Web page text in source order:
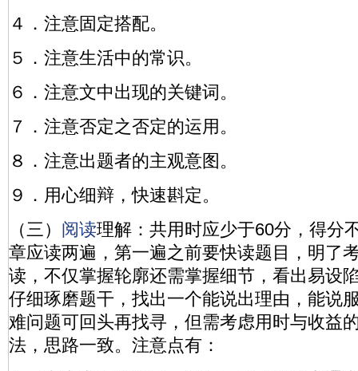
４．注意固定搭配。
５．注意生活中的常识。
６．注意文中出现的关键词。
７．注意否定之否定的运用。
８．注意出题者的主观意图。
９．用心细辩，快速斟定。
（三） 阅读理解：共用时应少于60分，得分
章应读两遍，第一遍之前要快读题目，明了
读，不仅掌握轮廓还需掌握细节，看出易设
仔细琢磨题干，找出一个能说出理由，能说
难问题可回头再找寻，但需考虑用时与收益
法，思路一致。注意点有：